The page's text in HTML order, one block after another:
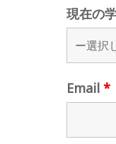
現在の
Email *